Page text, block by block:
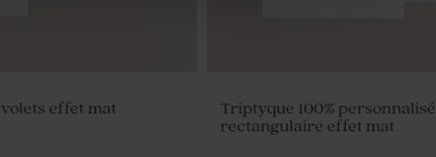
effet mat
Triptyque 100% personnalisé
rectangulaire effet mat